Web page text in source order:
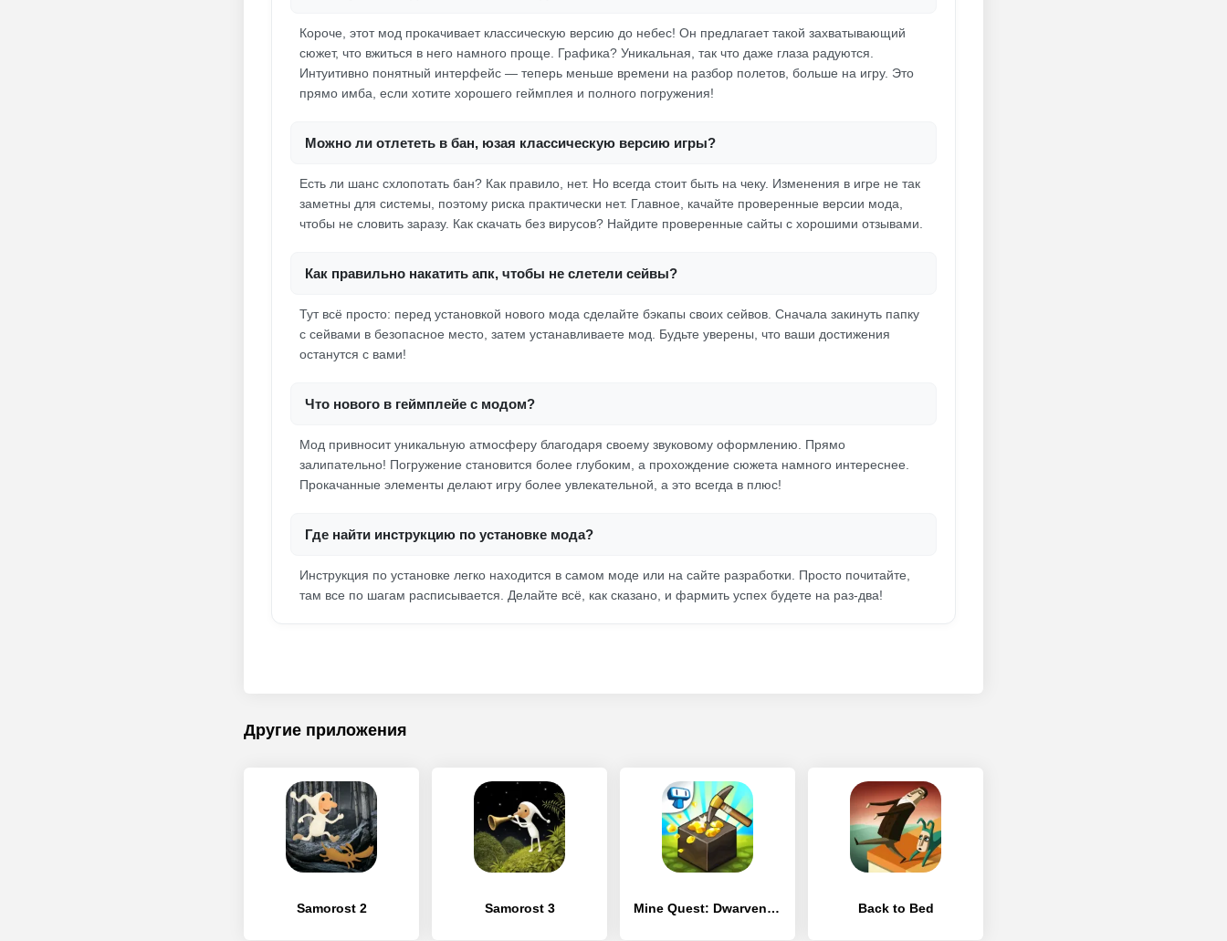
Короче, этот мод прокачивает классическую версию до небес! Он предлагает такой захватывающий
сюжет, что вжиться в него намного проще. Графика? Уникальная, так что даже глаза радуются.
Интуитивно понятный интерфейс — теперь меньше времени на разбор полетов, больше на игру. Это
прямо имба, если хотите хорошего геймплея и полного погружения!
Можно ли отлететь в бан, юзая классическую версию игры?
Есть ли шанс схлопотать бан? Как правило, нет. Но всегда стоит быть на чеку. Изменения в игре не так
заметны для системы, поэтому риска практически нет. Главное, качайте проверенные версии мода,
чтобы не словить заразу. Как скачать без вирусов? Найдите проверенные сайты с хорошими отзывами.
Как правильно накатить апк, чтобы не слетели сейвы?
Тут всё просто: перед установкой нового мода сделайте бэкапы своих сейвов. Сначала закинуть папку
с сейвами в безопасное место, затем устанавливаете мод. Будьте уверены, что ваши достижения
останутся с вами!
Что нового в геймплейе с модом?
Мод привносит уникальную атмосферу благодаря своему звуковому оформлению. Прямо
залипательно! Погружение становится более глубоким, а прохождение сюжета намного интереснее.
Прокачанные элементы делают игру более увлекательной, а это всегда в плюс!
Где найти инструкцию по установке мода?
Инструкция по установке легко находится в самом моде или на сайте разработки. Просто почитайте,
там все по шагам расписывается. Делайте всё, как сказано, и фармить успех будете на раз-два!
Другие приложения
Samorost 2 Samorost 3 Mine Quest: Dwarven Adventure Back to Bed